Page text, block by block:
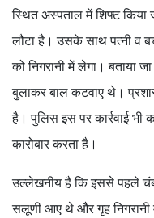
स्थित अस्पताल में शिफ्ट किया
लौटा है। उसके साथ पत्नी व
को निगरानी में लेगा। बताया
बुलाकर बाल कटवाए थे।
है। पुलिस इस पर कार्रवाई भी
कारोबार करता है।
उल्लेखनीय है कि इससे पहले
सलूणी आए थे और गृह निगरानी